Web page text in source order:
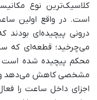
کلاسیک‌ترین نوع
است. در واقع اولین
درونی پیچیده‌ای بودند
می‌چرخید؛ قطعه‌ای که
محکم پیچیده شده
مشخصی کاهش می‌دهد و
اجزای داخل ساعت را